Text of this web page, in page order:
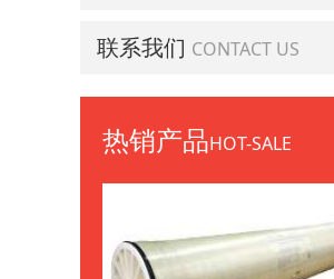
联系我们 CONTACT US
热销产品HOT-SALE